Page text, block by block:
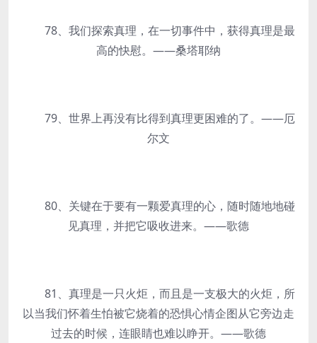
78、我们探索真理，在一切事件中，获得真理是最
高的快慰。——桑塔耶纳
79、世界上再没有比得到真理更困难的了。——厄
尔文
80、关键在于要有一颗爱真理的心，随时随地地碰
见真理，并把它吸收进来。——歌德
81、真理是一只火炬，而且是一支极大的火炬，所
以当我们怀着生怕被它烧着的恐惧心情企图从它旁边走
过去的时候，连眼睛也难以睁开。——歌德